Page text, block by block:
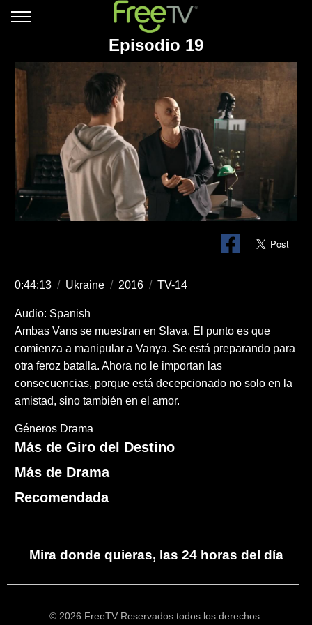
Episodio 19
0:44:13 / Ukraine / 2016 / TV-14
Audio: Spanish
Ambas Vans se muestran en Slava. El punto es que
comienza a manipular a Vanya. Se está preparando para
otra feroz batalla. Ahora no le importan las
consecuencias, porque está decepcionado no solo en la
amistad, sino también en el amor.
Géneros Drama
Más de Giro del Destino
Más de Drama
Recomendada
Mira donde quieras, las 24 horas del día
© 2026 FreeTV Reservados todos los derechos.